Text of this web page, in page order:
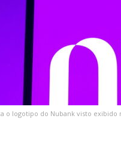
o logotipo do Nubank visto